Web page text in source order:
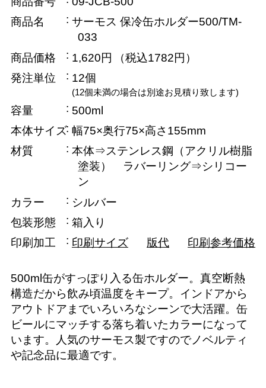
商品名
サーモス 保冷缶ホルダー500/TM-
033
商品価格
1,620円
（税込1782円）
発注単位
12個
(12個未満の場合は別途お見積り致します)
容量
500ml
本体サイズ 幅75×奥行75×高さ155mm
材質
本体⇒ステンレス鋼（アクリル樹脂
塗装） ラバーリング⇒シリコー
ン
カラー
シルバー
包装形態
箱入り
印刷加工
印刷サイズ 版代 印刷参考価格
500ml缶がすっぽり入る缶ホルダー。真空断熱
構造だから飲み頃温度をキープ。インドアから
アウトドアまでいろいろなシーンで大活躍。缶
ビールにマッチする落ち着いたカラーになって
います。人気のサーモス製ですのでノベルティ
や記念品に最適です。